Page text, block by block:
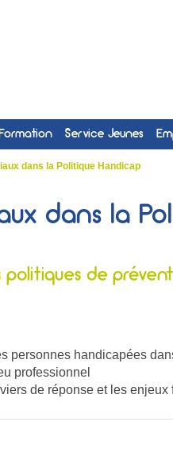
Service Jeunes
dans la Politique Handicap
dans la
de
personnes handicapées
professionnel
de réponse et les